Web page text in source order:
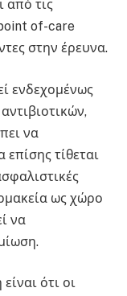
από τις
of-care
στην έρευνα.
ενδεχομένως
να
τίθεται
ως χώρο
να
ότι οι